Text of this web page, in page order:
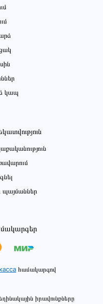
կապ
պայմաններ
համակարգով
իրավունքները